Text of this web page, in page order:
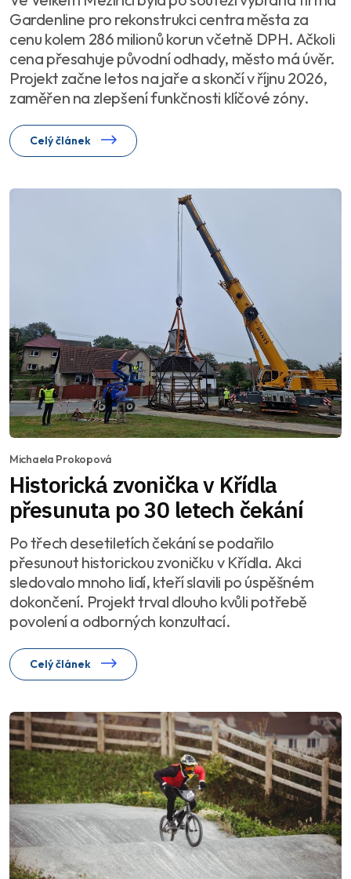
Gardenline pro rekonstrukci centra města za
cenu kolem 286 milionů korun včetně DPH. Ačkoli
cena přesahuje původní odhady, město má úvěr.
Projekt začne letos na jaře a skončí v říjnu 2026,
zaměřen na zlepšení funkčnosti klíčové zóny.
Celý článek
Michaela Prokopová
Historická zvonička v Křídla
přesunuta po 30 letech čekání
Po třech desetiletích čekání se podařilo
přesunout historickou zvoničku v Křídla. Akci
sledovalo mnoho lidí, kteří slavili po úspěšném
dokončení. Projekt trval dlouho kvůli potřebě
povolení a odborných konzultací.
Celý článek